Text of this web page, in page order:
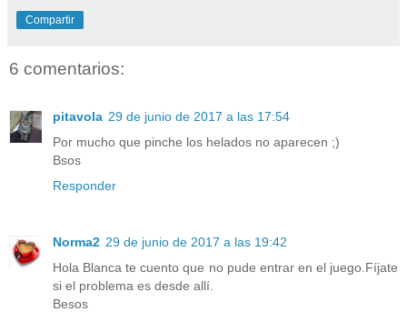
Compartir
6 comentarios:
pitavola 29 de junio de 2017 a las 17:54
Por mucho que pinche los helados no aparecen ;)
Bsos
Responder
Norma2 29 de junio de 2017 a las 19:42
Hola Blanca te cuento que no pude entrar en el juego.Fíjate
si el problema es desde allí.
Besos